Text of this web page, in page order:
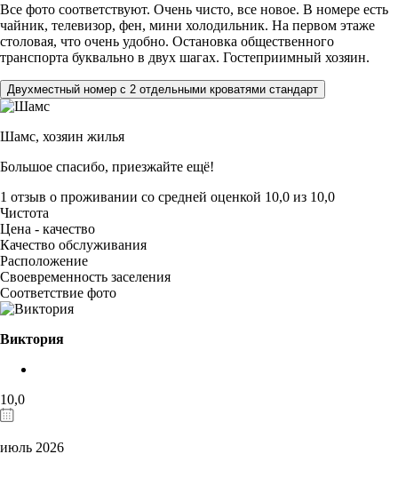
Все фото соответствуют. Очень чисто, все новое. В номере есть
чайник, телевизор, фен, мини холодильник. На первом этаже
столовая, что очень удобно. Остановка общественного
транспорта буквально в двух шагах. Гостеприимный хозяин.
Двухместный номер с 2 отдельными кроватями стандарт
Шамс, хозяин жилья
Большое спасибо, приезжайте ещё!
1 отзыв о проживании со средней оценкой 10,0 из 10,0
Чистота
Цена - качество
Качество обслуживания
Расположение
Своевременность заселения
Соответствие фото
Виктория
10,0
июль 2026